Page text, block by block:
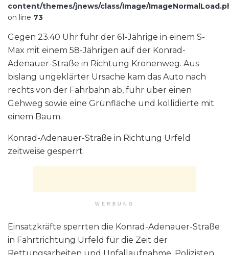
content/themes/jnews/class/Image/
on line 73
Gegen 23.40 Uhr fuhr der 61-Jährige in einem S-
Max mit einem 58-Jährigen auf der Konrad-
Adenauer-Straße in Richtung Kronenweg. Aus
bislang ungeklärter Ursache kam das Auto nach
rechts von der Fahrbahn ab, fuhr über einen
Gehweg sowie eine Grünfläche und kollidierte mit
einem Baum.
Konrad-Adenauer-Straße in Richtung Urfeld
zeitweise gesperrt
WERBUNG
Einsatzkräfte sperrten die Konrad-Adenauer-Straße
in Fahrtrichtung Urfeld für die Zeit der